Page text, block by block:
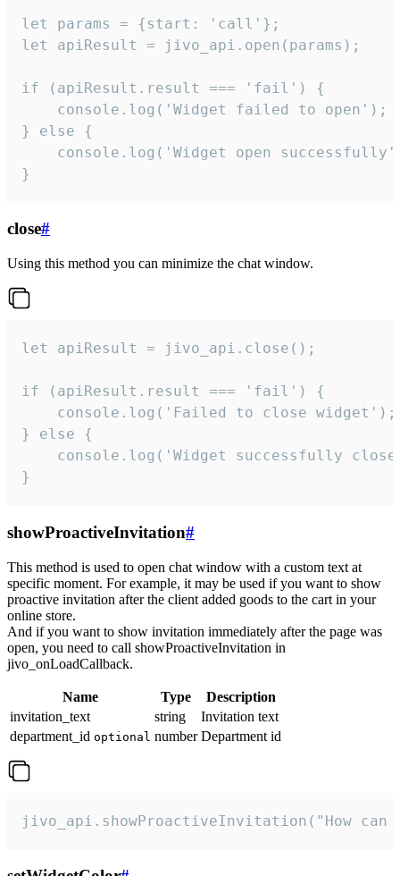
let params = {start: 'call'};
let apiResult = jivo_api.open(params);
if (apiResult.result === 'fail') {
    console.log('Widget failed to open');
} else {
console.log('Widget open
}
close#
Using this method you can minimize the chat window.
let apiResult = jivo_api.close();
if (apiResult.result === 'fail') {
    console.log('Failed to close widget');
} else {
console.log('Widget successfully
}
showProactiveInvitation#
This method is used to open chat window with a custom text at
specific moment. For example, it may be used if you want to show
proactive invitation after the client added goods to the cart in your
online store.
And if you want to show invitation immediately after the page was
open, you need to call showProactiveInvitation in
jivo_onLoadCallback.
Name Type
Description
invitation_text
string
Invitation text
department_id optional number Department id
jivo_api.showProactiveInvitation("How